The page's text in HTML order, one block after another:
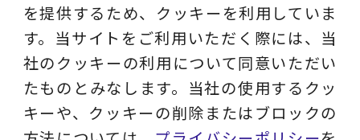
ビジネステーマ解説集
動画ライブラリ
採用サイト
を提供するため、クッキーを利用していま
す。当サイトをご利用いただく際には、当
社のクッキーの利用について同意いただい
たものとみなします。当社の使用するクッ
キーや、クッキーの削除またはブロックの